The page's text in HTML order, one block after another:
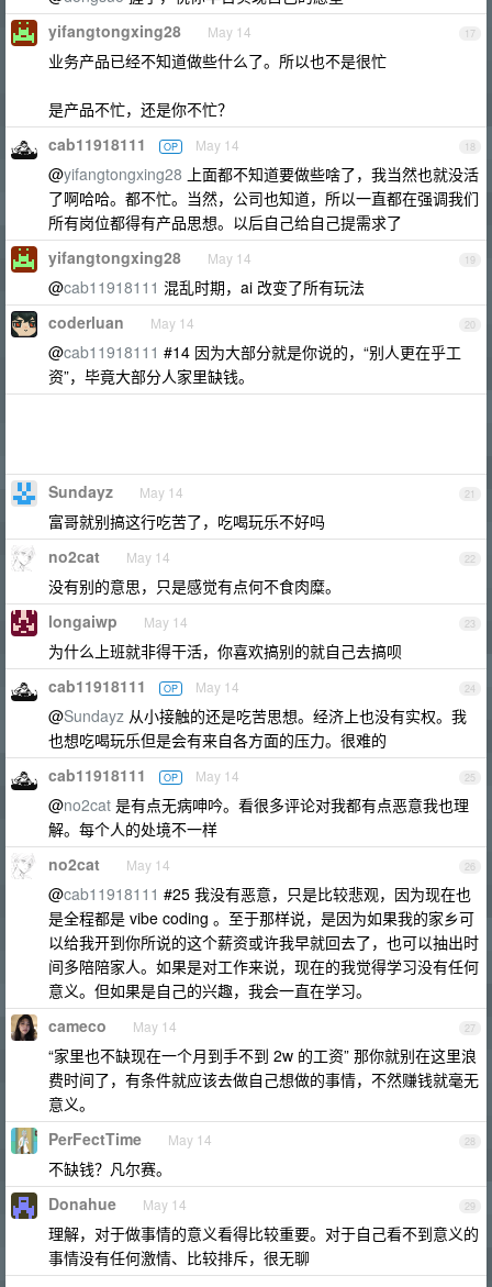
17
yifangtongxing28 May 14
业务产品已经不知道做些什么了。所以也不是很忙
是产品不忙，还是你不忙？
18
cab11918111 OP May 14
@yifangtongxing28 上面都不知道要做些啥了，我当然也就没活
了啊哈哈。都不忙。当然，公司也知道，所以一直都在强调我们
所有岗位都得有产品思想。以后自己给自己提需求了
19
yifangtongxing28 May 14
@cab11918111 混乱时期，ai 改变了所有玩法
20
coderluan May 14
@cab11918111 #14 因为大部分就是你说的，“别人更在乎工
资”，毕竟大部分人家里缺钱。
21
Sundayz May 14
富哥就别搞这行吃苦了，吃喝玩乐不好吗
22
no2cat May 14
没有别的意思，只是感觉有点何不食肉糜。
23
longaiwp May 14
为什么上班就非得干活，你喜欢搞别的就自己去搞呗
24
cab11918111 OP May 14
@Sundayz 从小接触的还是吃苦思想。经济上也没有实权。我
也想吃喝玩乐但是会有来自各方面的压力。很难的
25
cab11918111 OP May 14
@no2cat 是有点无病呻吟。看很多评论对我都有点恶意我也理
解。每个人的处境不一样
26
no2cat May 14
@cab11918111 #25 我没有恶意，只是比较悲观，因为现在也
是全程都是 vibe coding 。至于那样说，是因为如果我的家乡可
以给我开到你所说的这个薪资或许我早就回去了，也可以抽出时
间多陪陪家人。如果是对工作来说，现在的我觉得学习没有任何
意义。但如果是自己的兴趣，我会一直在学习。
27
cameco May 14
“家里也不缺现在一个月到手不到 2w 的工资” 那你就别在这里浪
费时间了，有条件就应该去做自己想做的事情，不然赚钱就毫无
意义。
28
PerFectTime May 14
不缺钱？凡尔赛。
29
Donahue May 14
理解，对于做事情的意义看得比较重要。对于自己看不到意义的
事情没有任何激情、比较排斥，很无聊